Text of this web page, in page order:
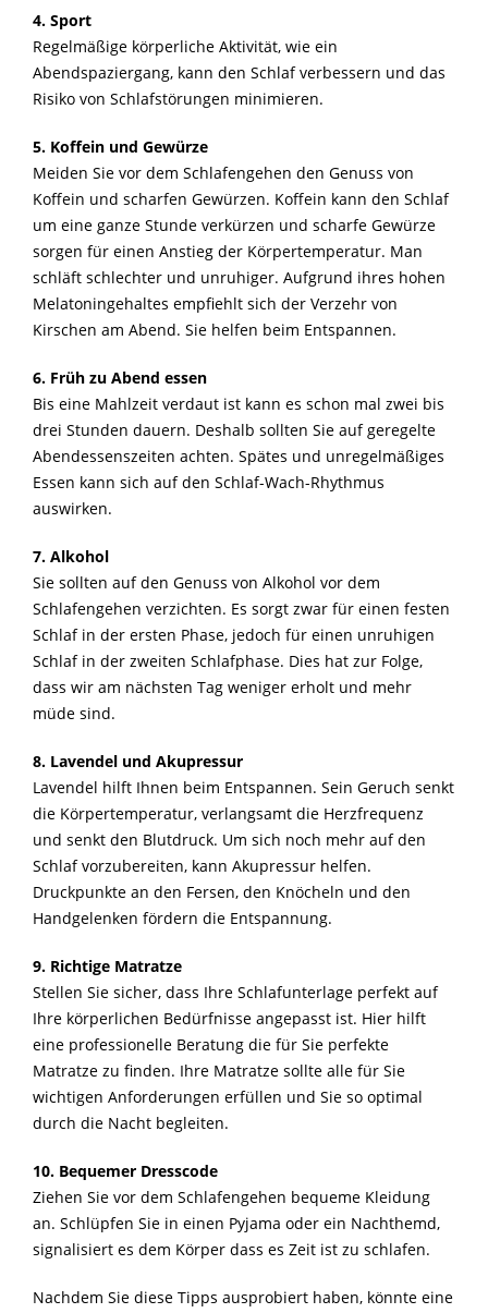
4. Sport
Regelmäßige körperliche Aktivität, wie ein
Abendspaziergang, kann den Schlaf verbessern und das
Risiko von Schlafstörungen minimieren.
5. Koffein und Gewürze
Meiden Sie vor dem Schlafengehen den Genuss von
Koffein und scharfen Gewürzen. Koffein kann den Schlaf
um eine ganze Stunde verkürzen und scharfe Gewürze
sorgen für einen Anstieg der Körpertemperatur. Man
schläft schlechter und unruhiger. Aufgrund ihres hohen
Melatoningehaltes empfiehlt sich der Verzehr von
Kirschen am Abend. Sie helfen beim Entspannen.
6. Früh zu Abend essen
Bis eine Mahlzeit verdaut ist kann es schon mal zwei bis
drei Stunden dauern. Deshalb sollten Sie auf geregelte
Abendessenszeiten achten. Spätes und unregelmäßiges
Essen kann sich auf den Schlaf-Wach-Rhythmus
auswirken.
7. Alkohol
Sie sollten auf den Genuss von Alkohol vor dem
Schlafengehen verzichten. Es sorgt zwar für einen festen
Schlaf in der ersten Phase, jedoch für einen unruhigen
Schlaf in der zweiten Schlafphase. Dies hat zur Folge,
dass wir am nächsten Tag weniger erholt und mehr
müde sind.
8. Lavendel und Akupressur
Lavendel hilft Ihnen beim Entspannen. Sein Geruch senkt
die Körpertemperatur, verlangsamt die Herzfrequenz
und senkt den Blutdruck. Um sich noch mehr auf den
Schlaf vorzubereiten, kann Akupressur helfen.
Druckpunkte an den Fersen, den Knöcheln und den
Handgelenken fördern die Entspannung.
9. Richtige Matratze
Stellen Sie sicher, dass Ihre Schlafunterlage perfekt auf
Ihre körperlichen Bedürfnisse angepasst ist. Hier hilft
eine professionelle Beratung die für Sie perfekte
Matratze zu finden. Ihre Matratze sollte alle für Sie
wichtigen Anforderungen erfüllen und Sie so optimal
durch die Nacht begleiten.
10. Bequemer Dresscode
Ziehen Sie vor dem Schlafengehen bequeme Kleidung
an. Schlüpfen Sie in einen Pyjama oder ein Nachthemd,
signalisiert es dem Körper dass es Zeit ist zu schlafen.
Nachdem Sie diese Tipps ausprobiert haben, könnte eine